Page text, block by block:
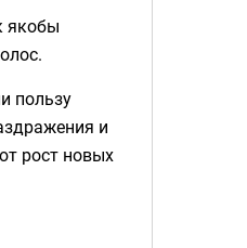
якобы
пользу
и
рост новых